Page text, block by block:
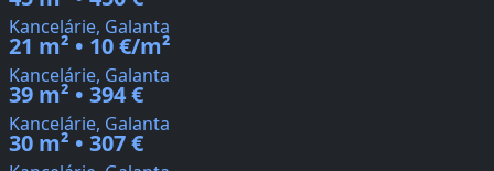
Kancelárie, Galanta
21 m² • 10 €/m²
Kancelárie, Galanta
39 m² • 394 €
Kancelárie, Galanta
30 m² • 307 €